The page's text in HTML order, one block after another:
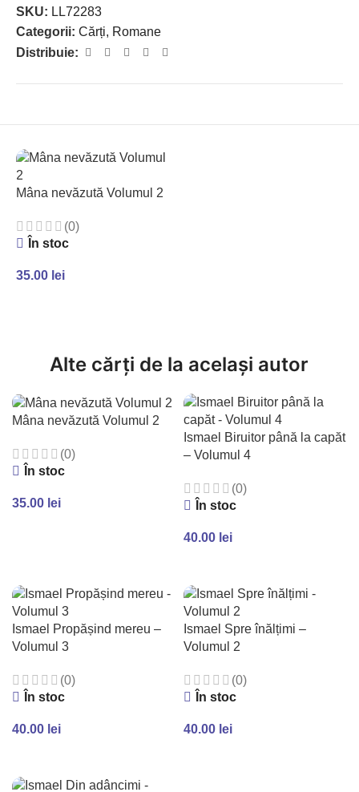
SKU: LL72283
Categorii: Cărți, Romane
Distribuie:
Mâna nevăzută Volumul 2
(0)
În stoc
35.00 lei
Alte cărți de la același autor
Mâna nevăzută Volumul 2
(0)
În stoc
35.00 lei
Ismael Biruitor până la capăt
– Volumul 4
(0)
În stoc
40.00 lei
Ismael Propășind mereu –
Volumul 3
(0)
În stoc
40.00 lei
Ismael Spre înălțimi –
Volumul 2
(0)
În stoc
40.00 lei